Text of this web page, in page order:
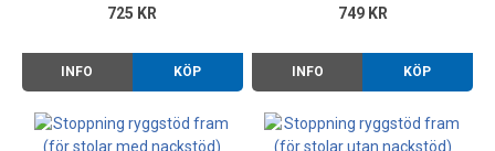
725 KR
INFO KÖP
749 KR
INFO KÖP